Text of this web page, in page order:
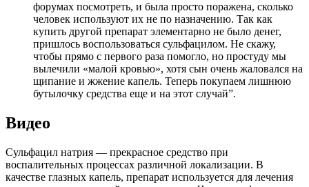
форумах посмотреть, и была просто поражена, сколько
человек используют их не по назначению. Так как
купить другой препарат элементарно не было денег,
пришлось воспользоваться сульфацилом. Не скажу,
чтобы прямо с первого раза помогло, но простуду мы
вылечили «малой кровью», хотя сын очень жаловался на
щипание и жжение капель. Теперь покупаем лишнюю
бутылочку средства еще и на этот случай”.
Видео
Сульфацил натрия — прекрасное средство при
воспалительных процессах различной локализации. В
качестве глазных капель, препарат используется для лечения